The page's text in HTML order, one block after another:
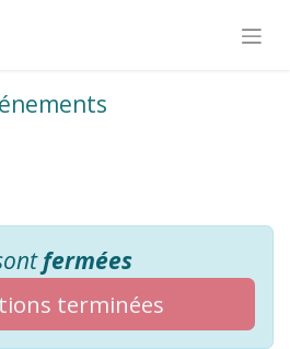
fermées
terminées